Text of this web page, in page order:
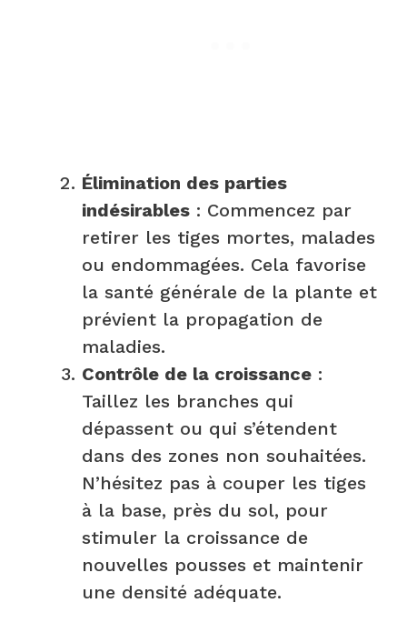
Élimination des parties
indésirables : Commencez par
retirer les tiges mortes, malades
ou endommagées. Cela favorise
la santé générale de la plante et
prévient la propagation de
maladies.
Contrôle de la croissance :
Taillez les branches qui
dépassent ou qui s’étendent
dans des zones non souhaitées.
N’hésitez pas à couper les tiges
à la base, près du sol, pour
stimuler la croissance de
nouvelles pousses et maintenir
une densité adéquate.